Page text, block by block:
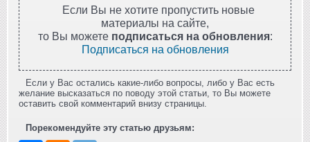
Если Вы не хотите пропустить новые
материалы на сайте,
то Вы можете подписаться на обновления:
Подписаться на обновления
Если у Вас остались какие-либо вопросы, либо у Вас есть
желание высказаться по поводу этой статьи, то Вы можете
оставить свой комментарий внизу страницы.
Порекомендуйте эту статью друзьям: